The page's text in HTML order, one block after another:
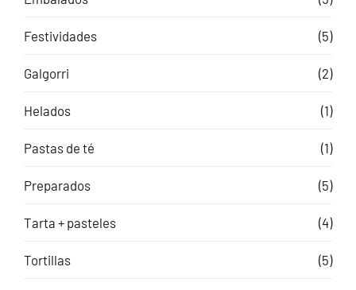
Festividades (5)
Galgorri (2)
Helados (1)
Pastas de té (1)
Preparados (5)
Tarta + pasteles (4)
Tortillas (5)